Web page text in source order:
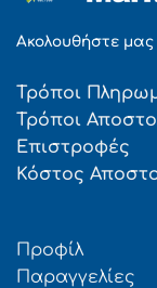
Ακολουθήστε μας
Τρόποι
Τρόποι
Επιστροφές
Κόστος
Προφίλ
Παραγγελίες